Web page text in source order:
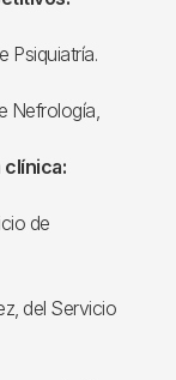
Psiquiatría.
Nefrología,
de
del Servicio